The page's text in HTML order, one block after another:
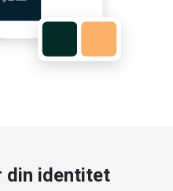
din identitet